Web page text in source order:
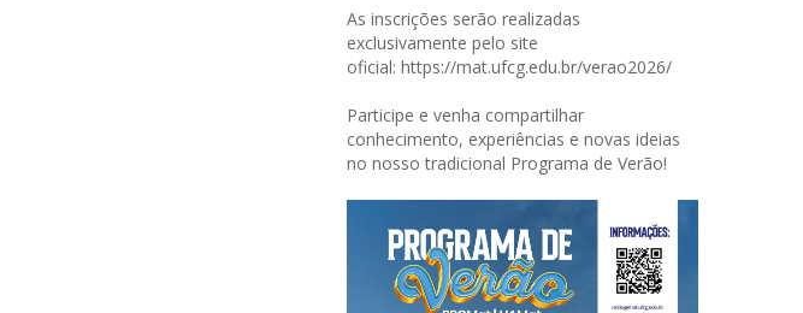
As inscrições serão realizadas
exclusivamente pelo site
oficial: https://mat.ufcg.edu.br/verao2026/
Participe e venha compartilhar
conhecimento, experiências e novas ideias
no nosso tradicional Programa de Verão!